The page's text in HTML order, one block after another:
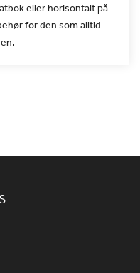
eller horisontalt på
for den som alltid